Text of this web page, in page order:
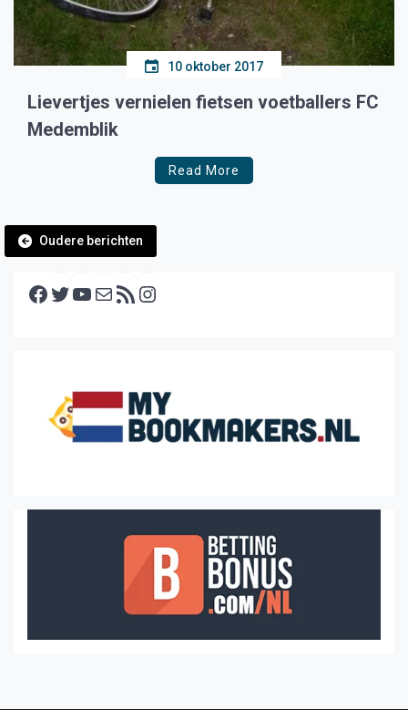
10 oktober 2017
Lievertjes vernielen fietsen voetballers FC
Medemblik
Read More
Berichtennavigatie
Oudere berichten
Facebook Twitter YouTube E-mail RSS feed